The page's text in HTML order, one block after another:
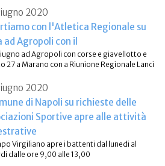
2020
con l'Atletica Regionale su
ad Agropoli con il
ad Agropoli con corse e giavellotto e
27 a Marano con a Riunione Regionale Lanci
2020
di Napoli su richieste delle
Sportive apre alle attività
Virgiliano apre i battenti dal lunedi al
dalle ore 9,00 alle 13,00